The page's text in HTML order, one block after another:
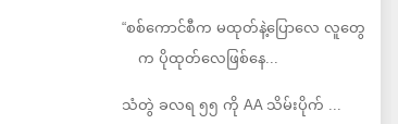
“စစ်ကောင်စီက မထုတ်နဲ့ပြောလေ လူတွေ
က ပိုထုတ်လေဖြစ်နေ...
သံတွဲ ခလရ ၅၅ ကို AA သိမ်းပိုက် ...